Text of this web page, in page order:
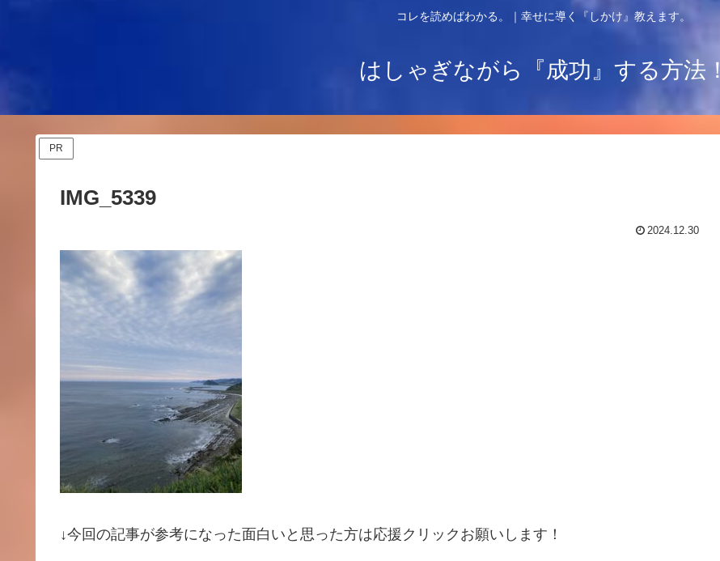
コレを読めばわかる。｜幸せに導く『しかけ』教えます。
はしゃぎながら『成功』する方法！
PR
IMG_5339
2024.12.30
↓今回の記事が参考になった面白いと思った方は応援クリックお願いします！